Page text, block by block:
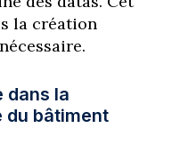
la création
dans la
du bâtiment